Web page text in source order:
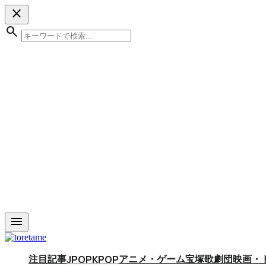
close
search
menu
注目記事JPOPKPOPアニメ・ゲーム宝塚歌劇団映画・